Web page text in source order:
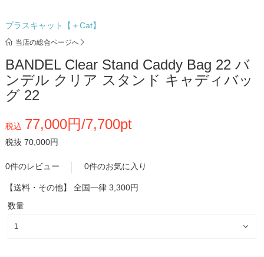
プラスキャット【＋Cat】
当店の総合ページへ
BANDEL Clear Stand Caddy Bag 22 バ
ンデル クリア スタンド キャディバッ
グ 22
税込 77,000円/7,700pt
税抜 70,000円
0件のレビュー 0件のお気に入り
【送料・その他】 全国一律 3,300円
数量